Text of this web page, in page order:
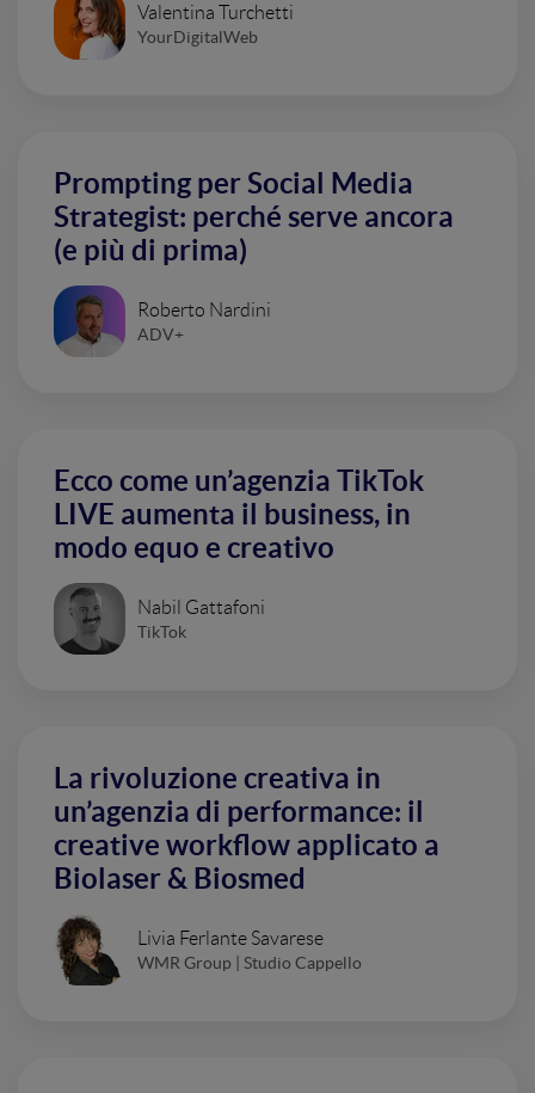
Valentina Turchetti
YourDigitalWeb
Prompting per Social Media
Strategist: perché serve ancora
(e più di prima)
Roberto Nardini
ADV+
Ecco come un’agenzia TikTok
LIVE aumenta il business, in
modo equo e creativo
Nabil Gattafoni
TikTok
La rivoluzione creativa in
un’agenzia di performance: il
creative workflow applicato a
Biolaser & Biosmed
Livia Ferlante Savarese
WMR Group | Studio Cappello